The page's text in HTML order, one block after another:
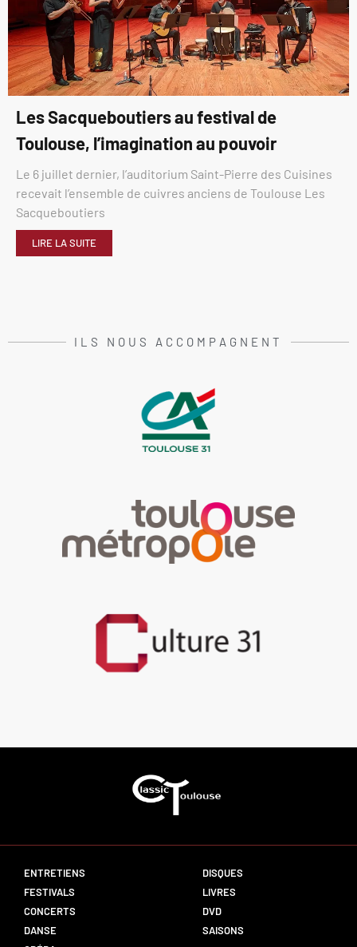
Les Sacqueboutiers au festival de
Toulouse, l’imagination au pouvoir
Le 6 juillet dernier, l’auditorium Saint-Pierre des Cuisines
recevait l’ensemble de cuivres anciens de Toulouse Les
Sacqueboutiers
LIRE LA SUITE
ILS NOUS ACCOMPAGNENT
ENTRETIENS
FESTIVALS
CONCERTS
DANSE
DISQUES
LIVRES
DVD
SAISONS